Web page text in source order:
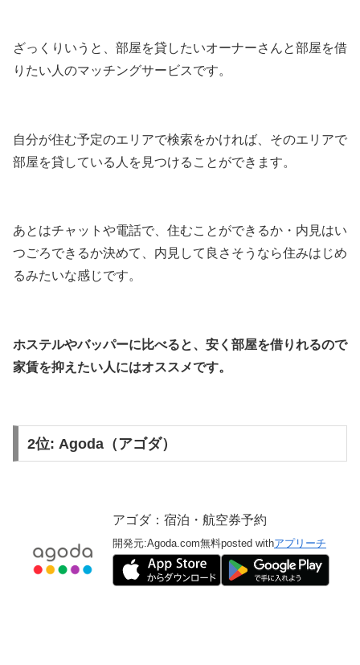
ざっくりいうと、部屋を貸したいオーナーさんと部屋を借
りたい人のマッチングサービスです。
自分が住む予定のエリアで検索をかければ、そのエリアで
部屋を貸している人を見つけることができます。
あとはチャットや電話で、住むことができるか・内見はい
つごろできるか決めて、内見して良さそうなら住みはじめ
るみたいな感じです。
ホステルやバッパーに比べると、安く部屋を借りれるので
家賃を抑えたい人にはオススメです。
2位: Agoda（アゴダ）
アゴダ：宿泊・航空券予約
開発元:Agoda.com無料posted withアプリーチ